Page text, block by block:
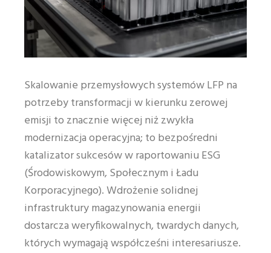
Skalowanie przemysłowych systemów LFP na
potrzeby transformacji w kierunku zerowej
emisji to znacznie więcej niż zwykła
modernizacja operacyjna; to bezpośredni
katalizator sukcesów w raportowaniu ESG
(Środowiskowym, Społecznym i Ładu
Korporacyjnego). Wdrożenie solidnej
infrastruktury magazynowania energii
dostarcza weryfikowalnych, twardych danych,
których wymagają współcześni interesariusze.